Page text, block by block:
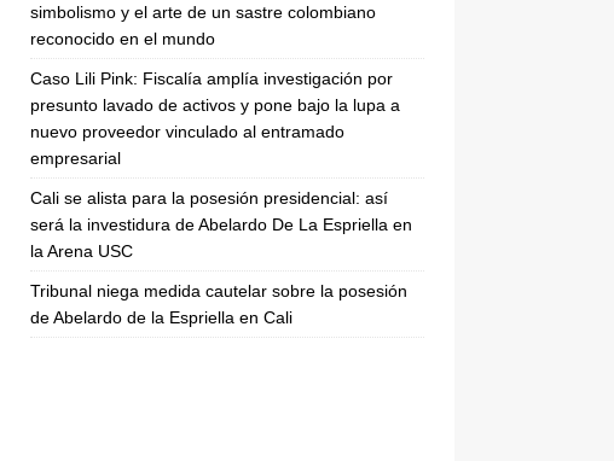
simbolismo y el arte de un sastre colombiano
reconocido en el mundo
Caso Lili Pink: Fiscalía amplía investigación por
presunto lavado de activos y pone bajo la lupa a
nuevo proveedor vinculado al entramado
empresarial
Cali se alista para la posesión presidencial: así
será la investidura de Abelardo De La Espriella en
la Arena USC
Tribunal niega medida cautelar sobre la posesión
de Abelardo de la Espriella en Cali